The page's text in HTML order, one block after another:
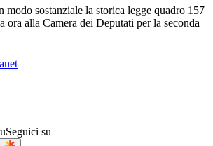
sostanziale la storica legge quadro 157
ora alla Camera dei Deputati per la seconda
Seguici su